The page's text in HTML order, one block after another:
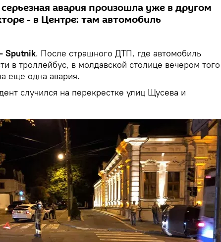
авария произошла уже в другом
- в Центре: там автомобиль
Sputnik. После страшного ДТП, где автомобиль
в троллейбус, в молдавской столице вечером того
еще одна авария.
случился на перекрестке улиц Щусева и